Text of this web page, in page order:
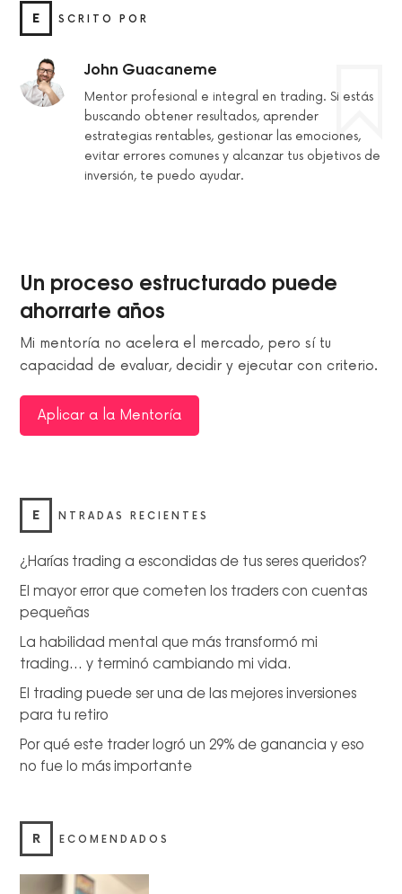
E SCRITO POR
John Guacaneme
Mentor profesional e integral en trading. Si estás
buscando obtener resultados, aprender
estrategias rentables, gestionar las emociones,
evitar errores comunes y alcanzar tus objetivos de
inversión, te puedo ayudar.
Un proceso estructurado puede
ahorrarte años
Mi mentoría no acelera el mercado, pero sí tu
capacidad de evaluar, decidir y ejecutar con criterio.
Aplicar a la Mentoría
E NTRADAS RECIENTES
¿Harías trading a escondidas de tus seres queridos?
El mayor error que cometen los traders con cuentas
pequeñas
La habilidad mental que más transformó mi
trading… y terminó cambiando mi vida.
El trading puede ser una de las mejores inversiones
para tu retiro
Por qué este trader logró un 29% de ganancia y eso
no fue lo más importante
R ECOMENDADOS